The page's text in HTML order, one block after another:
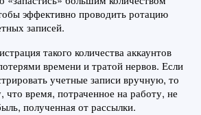
эффективно проводить ротацию
записей.
такого количества аккаунтов
времени и тратой нервов. Если
учетные записи вручную, то
что время, потраченное на работу, не
полученная от рассылки.